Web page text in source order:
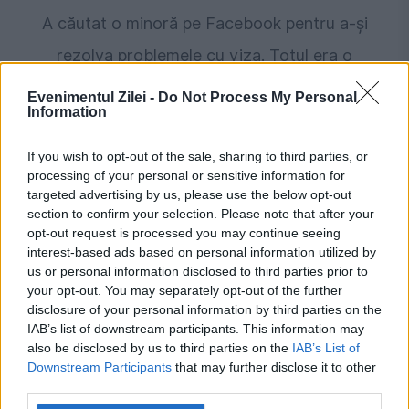
Evenimentul Zilei - Do Not Process My Personal
Information
If you wish to opt-out of the sale, sharing to third parties, or
processing of your personal or sensitive information for
targeted advertising by us, please use the below opt-out
section to confirm your selection. Please note that after your
opt-out request is processed you may continue seeing
interest-based ads based on personal information utilized by
us or personal information disclosed to third parties prior to
your opt-out. You may separately opt-out of the further
disclosure of your personal information by third parties on the
IAB’s list of downstream participants. This information may
also be disclosed by us to third parties on the IAB’s List of
Downstream Participants that may further disclose it to other
A căutat o minoră pe Facebook pentru a-și
rezolva problemele cu viza. Totul era o
capcană
SOCIAL
Patriarhia Română salută decizia Curții